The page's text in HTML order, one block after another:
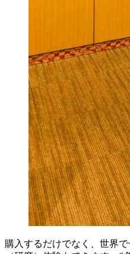
購入するだけでなく、世界